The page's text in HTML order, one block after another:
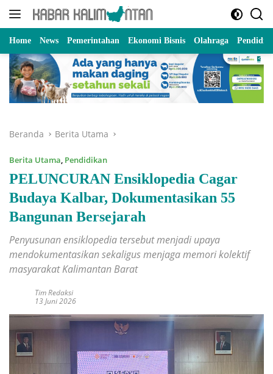
Langsung
Home News Pemerintahan Ekonomi Bisnis Olahraga
Beranda Berita Utama
Berita Utama, Pendidikan
PELUNCURAN Ensiklopedia Cagar
Budaya Kalbar, Dokumentasikan 55
Bangunan Bersejarah
Penyusunan ensiklopedia tersebut menjadi upaya
mendokumentasikan sekaligus menjaga memori kolektif
masyarakat Kalimantan Barat
Tim Redaksi
13 Juni 2026